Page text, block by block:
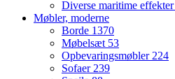
Diverse maritime effekter
Møbler, moderne
Borde 1370
Møbelsæt 53
Opbevaringsmøbler 224
Sofaer 239